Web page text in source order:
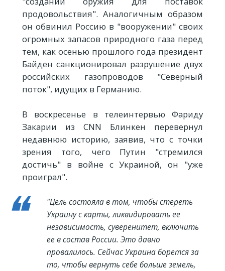
продовольствия". Аналогичным образом
он обвинил Россию в "вооружении" своих
огромных запасов природного газа перед
тем, как осенью прошлого года президент
Байден санкционировал разрушение двух
российских газопроводов "Северный
поток", идущих в Германию.
В воскресенье в телеинтервью Фариду
Закарии из CNN Блинкен перевернул
недавнюю историю, заявив, что с точки
зрения того, чего Путин "стремился
достичь" в войне с Украиной, он "уже
проиграл".
"Цель состояла в том, чтобы стереть
Украину с карты, ликвидировать ее
независимость, суверенитет, включить
ее в состав России. Это давно
провалилось. Сейчас Украина борется за
то, чтобы вернуть себе больше земель,